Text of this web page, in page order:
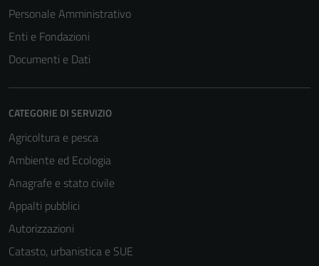
Personale Amministrativo
Enti e Fondazioni
Documenti e Dati
CATEGORIE DI SERVIZIO
Agricoltura e pesca
Ambiente ed Ecologia
Anagrafe e stato civile
Appalti pubblici
Autorizzazioni
Catasto, urbanistica e SUE